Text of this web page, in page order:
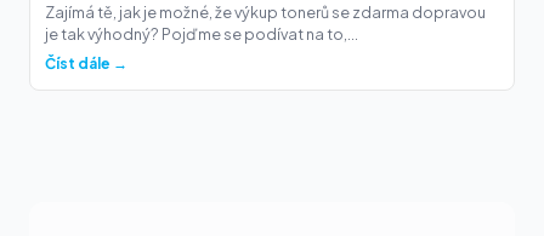
Zajímá tě, jak je možné, že výkup tonerů se zdarma dopravou
je tak výhodný? Pojďme se podívat na to,...
Číst dále →